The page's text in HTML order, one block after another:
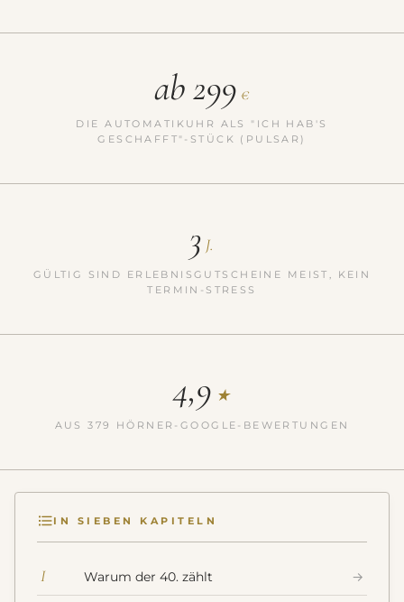
ab 299 €
DIE AUTOMATIKUHR ALS "ICH HAB'S
GESCHAFFT"-STÜCK (PULSAR)
3 J.
GÜLTIG SIND ERLEBNISGUTSCHEINE MEIST, KEIN
TERMIN-STRESS
4,9 ★
AUS 379 HÖRNER-GOOGLE-BEWERTUNGEN
IN SIEBEN KAPITELN
I Warum der 40. zählt →